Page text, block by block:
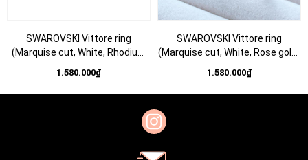
SWAROVSKI Vittore ring
(Marquise cut, White, Rhodium
giọt - SWAROVSKI JEWELRY
1.580.000₫
SWAROVSKI Vittore ring
(Marquise cut, White, Rose gold-
lê cắt giọt - SWAROVSKI
JEWELRY
1.580.000₫